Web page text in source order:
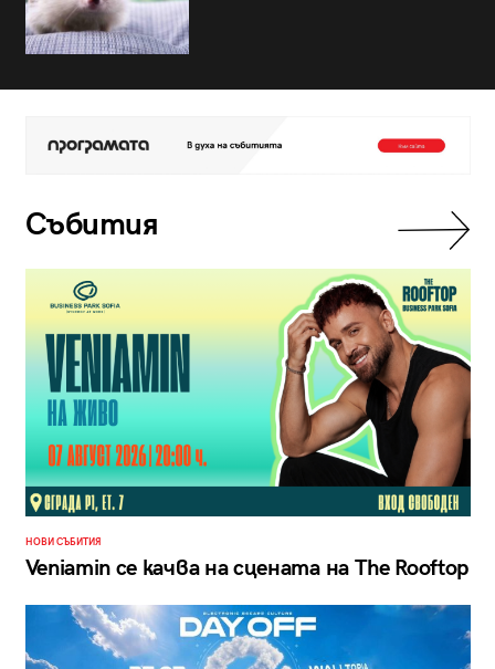
Събития
НОВИ СЪБИТИЯ
Veniamin се качва на сцената на The Rooftop